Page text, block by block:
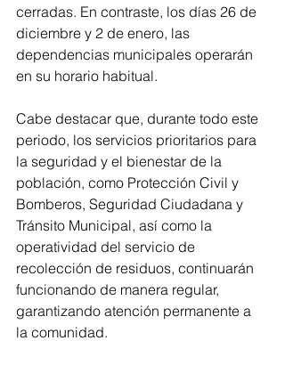
cerradas. En contraste, los días 26 de
diciembre y 2 de enero, las
dependencias municipales operarán
en su horario habitual.
Cabe destacar que, durante todo este
periodo, los servicios prioritarios para
la seguridad y el bienestar de la
población, como Protección Civil y
Bomberos, Seguridad Ciudadana y
Tránsito Municipal, así como la
operatividad del servicio de
recolección de residuos, continuarán
funcionando de manera regular,
garantizando atención permanente a
la comunidad.